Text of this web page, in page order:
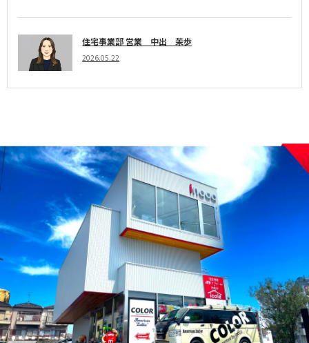
住宅事業部 営業 中出 茉歩
2026.05.22